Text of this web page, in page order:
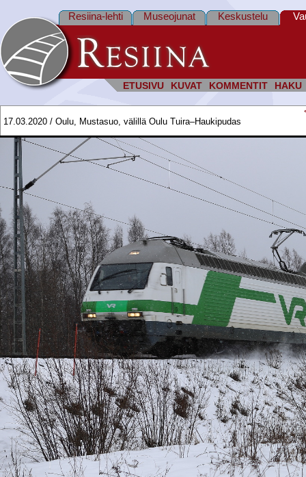
ETUSIVU KUVAT KOMMENTIT HAKU
Resiina-lehti Museojunat Keskustelu
17.03.2020 / Oulu, Mustasuo, välillä Oulu Tuira–Haukipudas